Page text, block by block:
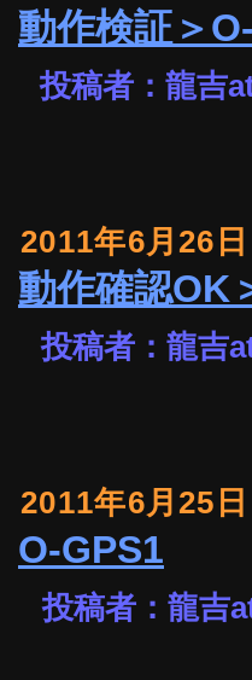
動作検証＞
投稿者：龍吉
2011年6月26日
動作確認OK
投稿者：龍吉
2011年6月25日
O-GPS1
投稿者：龍吉